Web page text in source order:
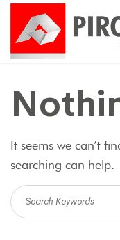
It seems we can’t
searching can help.